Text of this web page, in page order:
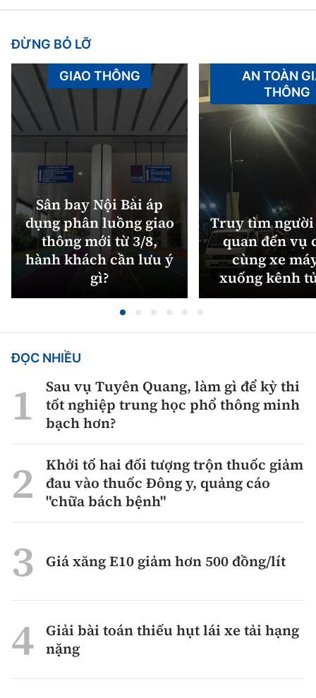
ĐỪNG BỎ LỠ
Sân bay Nội Bài áp
dụng phân luồng giao
thông mới từ 3/8,
hành khách cần lưu ý
gì?
GIAO THÔNG
Truy tìm
quan đến vụ
cùng xe
xuống kênh
AN TOÀN
THÔNG
ĐỌC NHIỀU
Sau vụ Tuyên Quang, làm gì để kỳ thi
tốt nghiệp trung học phổ thông minh
bạch hơn?
Khởi tố hai đối tượng trộn thuốc giảm
đau vào thuốc Đông y, quảng cáo
"chữa bách bệnh"
Giá xăng E10 giảm hơn 500 đồng/lít
Giải bài toán thiếu hụt lái xe tải hạng
nặng